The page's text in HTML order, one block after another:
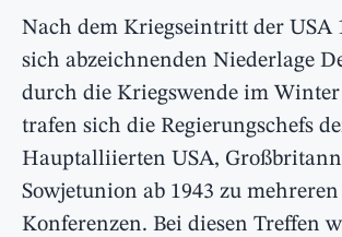
Nach dem Kriegseintritt der USA
sich abzeichnenden Niederlage
durch die Kriegswende im Winter
trafen sich die Regierungschefs
Hauptalliierten USA,
Sowjetunion ab 1943 zu mehreren
Konferenzen. Bei diesen Treffen